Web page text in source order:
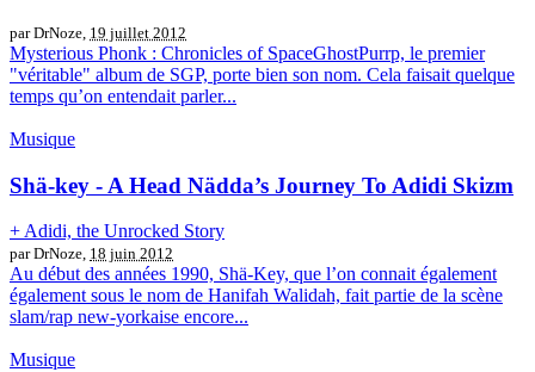
par DrNoze, 19 juillet 2012
Mysterious Phonk : Chronicles of SpaceGhostPurrp, le premier
"véritable" album de SGP, porte bien son nom. Cela faisait quelque
temps qu’on entendait parler...
Musique
Shä-key - A Head Nädda’s Journey To Adidi Skizm
+ Adidi, the Unrocked Story
par DrNoze, 18 juin 2012
Au début des années 1990, Shä-Key, que l’on connait également
également sous le nom de Hanifah Walidah, fait partie de la scène
slam/rap new-yorkaise encore...
Musique